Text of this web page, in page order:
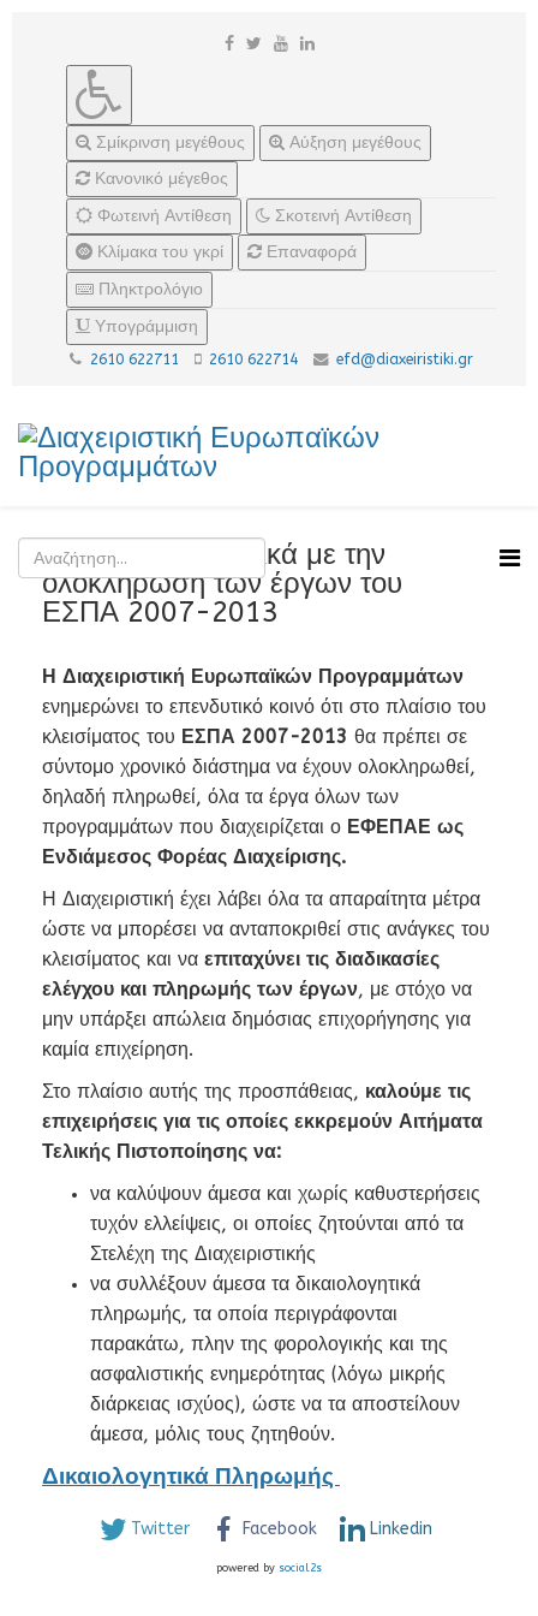
Σμίκρινση μεγέθους
Αύξηση μεγέθους
Κανονικό μέγεθος
Φωτεινή Αντίθεση
Σκοτεινή Αντίθεση
Κλίμακα του γκρί
Επαναφορά
Πληκτρολόγιο
Υπογράμμιση
2610 622711 2610 622714 efd@diaxeiristiki.gr
Ενημέρωση σχετικά με την
ολοκλήρωση των έργων του
ΕΣΠΑ 2007-2013
Η Διαχειριστική Ευρωπαϊκών Προγραμμάτων
ενημερώνει το επενδυτικό κοινό ότι στο πλαίσιο του
κλεισίματος του ΕΣΠΑ 2007-2013 θα πρέπει σε
σύντομο χρονικό διάστημα να έχουν ολοκληρωθεί,
δηλαδή πληρωθεί, όλα τα έργα όλων των
προγραμμάτων που διαχειρίζεται ο ΕΦΕΠΑΕ ως
Ενδιάμεσος Φορέας Διαχείρισης.
Η Διαχειριστική έχει λάβει όλα τα απαραίτητα μέτρα
ώστε να μπορέσει να ανταποκριθεί στις ανάγκες του
κλεισίματος και να επιταχύνει τις διαδικασίες
ελέγχου και πληρωμής των έργων, με στόχο να
μην υπάρξει απώλεια δημόσιας επιχορήγησης για
καμία επιχείρηση.
Στο πλαίσιο αυτής της προσπάθειας, καλούμε τις
επιχειρήσεις για τις οποίες εκκρεμούν Αιτήματα
Τελικής Πιστοποίησης να:
να καλύψουν άμεσα και χωρίς καθυστερήσεις
τυχόν ελλείψεις, οι οποίες ζητούνται από τα
Στελέχη της Διαχειριστικής
να συλλέξουν άμεσα τα δικαιολογητικά
πληρωμής, τα οποία περιγράφονται
παρακάτω, πλην της φορολογικής και της
ασφαλιστικής ενημερότητας (λόγω μικρής
διάρκειας ισχύος), ώστε να τα αποστείλουν
άμεσα, μόλις τους ζητηθούν.
Δικαιολογητικά Πληρωμής
Twitter Facebook Linkedin
powered by social2s